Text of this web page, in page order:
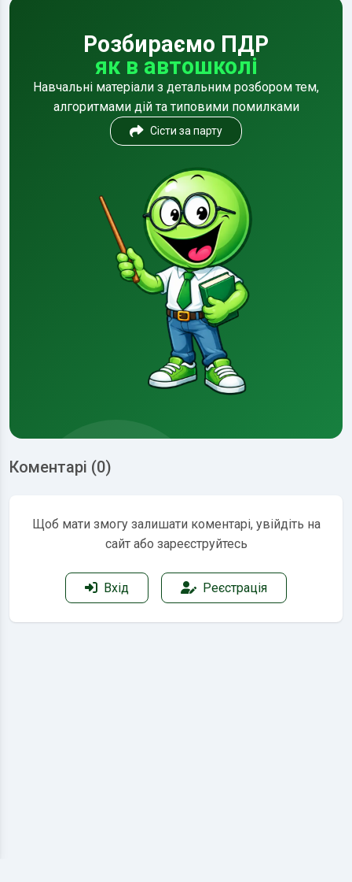
Розбираємо ПДР
як в автошколі
Навчальні матеріали з детальним розбором тем,
алгоритмами дій та типовими помилками
Сісти за парту
Коментарі (0)
Щоб мати змогу залишати коментарі, увійдіть на
сайт або зареєструйтесь
Вхід Реєстрація